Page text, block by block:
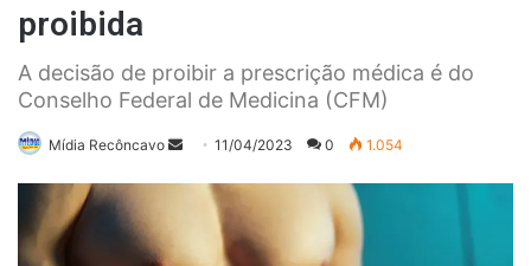
proibida
A decisão de proibir a prescrição médica é do
Conselho Federal de Medicina (CFM)
Mídia Recôncavo
Mande11/04/2023 0 1.054